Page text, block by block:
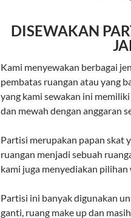
DISEWAKAN
Kami menyewakan berbagai
pembatas ruangan atau yang
yang kami sewakan ini
dan mewah dengan anggaran
Partisi merupakan papan skat
ruangan menjadi sebuah
kami juga menyediakan
Partisi ini banyak digunakan
ganti, ruang make up dan